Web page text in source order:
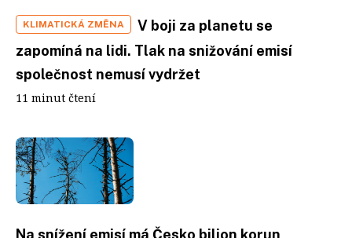
KLIMATICKÁ ZMĚNA
V boji za planetu se
zapomíná na lidi. Tlak na snižování emisí
společnost nemusí vydržet
11 minut čtení
Na snížení emisí má Česko bilion korun